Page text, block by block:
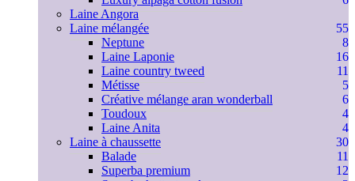
Laine Angora
Laine mélangée
55
Neptune
8
Laine Laponie
16
Laine country tweed
11
Métisse
5
Créative mélange aran wonderball
6
Toudoux
4
Laine Anita
4
Laine à chaussette
30
Balade
11
Superba premium
12